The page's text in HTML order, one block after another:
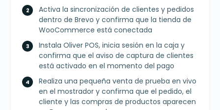
Activa la sincronización de clientes y pedidos
dentro de Brevo y confirma que la tienda de
WooCommerce está conectada
Instala Oliver POS, inicia sesión en la caja y
confirma que el aviso de captura de clientes
está activado en el momento del pago
Realiza una pequeña venta de prueba en vivo
en el mostrador y confirma que el pedido, el
cliente y las compras de productos aparecen